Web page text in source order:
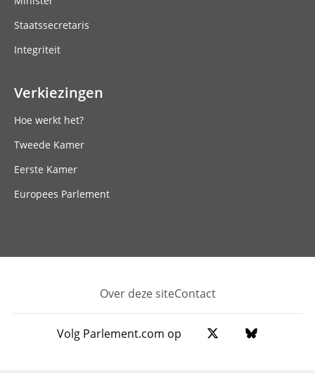
Staatssecretaris
Integriteit
Verkiezingen
Hoe werkt het?
Tweede Kamer
Eerste Kamer
Europees Parlement
Footer
Over deze siteContact
Volg Parlement.com op